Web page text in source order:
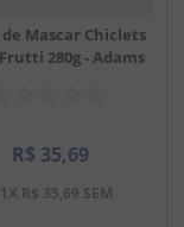
de Mascar Chiclets
280g - Adams
R$ 35,69
1X R$ 35,69 SEM